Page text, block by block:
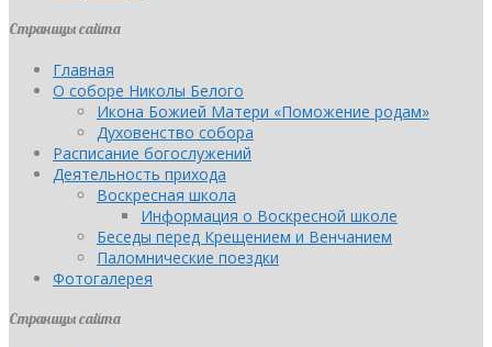
Страницы сайта
Главная
О соборе Николы Белого
Икона Божией Матери «Поможение родам»
Духовенство собора
Расписание богослужений
Деятельность прихода
Воскресная школа
Информация о Воскресной школе
Беседы перед Крещением и Венчанием
Паломнические поездки
Фотогалерея
Страницы сайта